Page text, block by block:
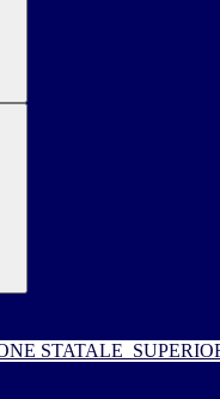
STATALE